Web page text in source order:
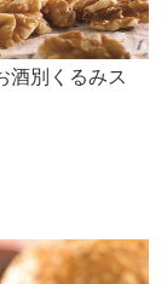
酒別くるみス